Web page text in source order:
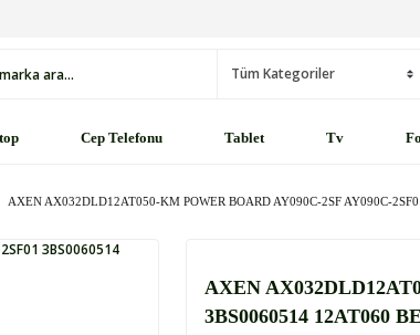
Cep Telefonu Tablet Tv
AXEN AX032DLD12AT050-KM POWER BOARD AY090C-2SF AY090C-
AXEN
3BS0060514 12AT060